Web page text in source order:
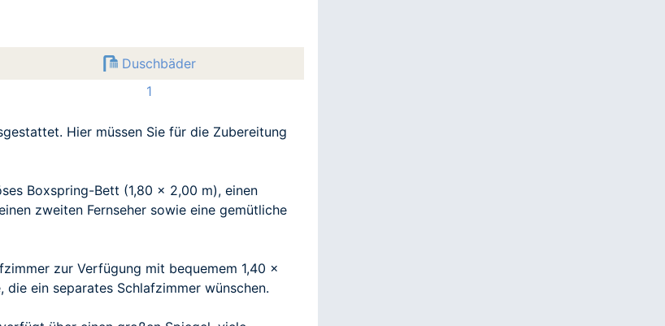
Duschbäder
1
Hier müssen Sie für die Zubereitung
Boxspring-Bett (1,80 x 2,00 m), einen
zweiten Fernseher sowie eine gemütliche
zur Verfügung mit bequemem 1,40 x
ein separates Schlafzimmer wünschen.